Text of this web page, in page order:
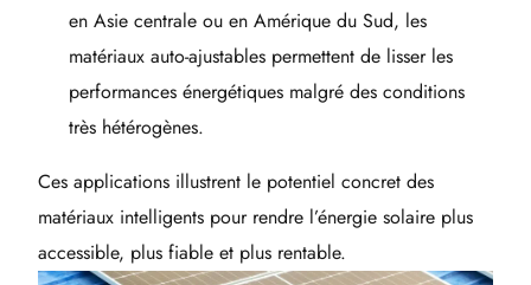
en Asie centrale ou en Amérique du Sud, les
matériaux auto-ajustables permettent de lisser les
performances énergétiques malgré des conditions
très hétérogènes.
Ces applications illustrent le potentiel concret des
matériaux intelligents pour rendre l’énergie solaire plus
accessible, plus fiable et plus rentable.